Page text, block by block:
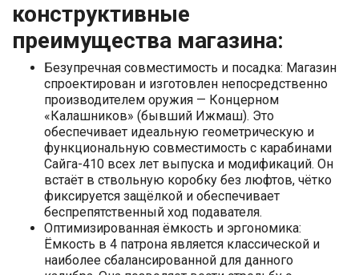
конструктивные
преимущества магазина:
Безупречная совместимость и посадка: Магазин
спроектирован и изготовлен непосредственно
производителем оружия — Концерном
«Калашников» (бывший Ижмаш). Это
обеспечивает идеальную геометрическую и
функциональную совместимость с карабинами
Сайга-410 всех лет выпуска и модификаций. Он
встаёт в ствольную коробку без люфтов, чётко
фиксируется защёлкой и обеспечивает
беспрепятственный ход подавателя.
Оптимизированная ёмкость и эргономика:
Ёмкость в 4 патрона является классической и
наиболее сбалансированной для данного